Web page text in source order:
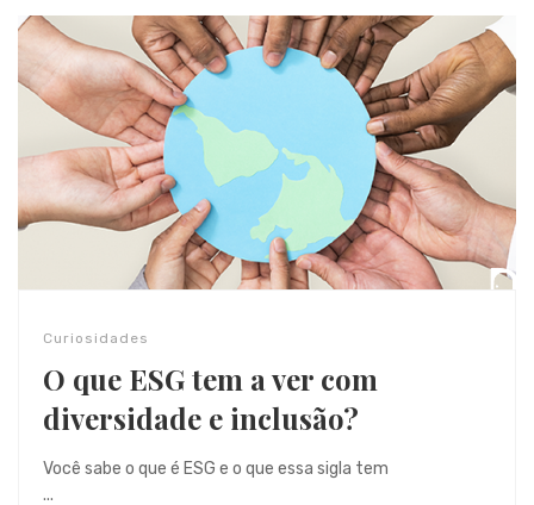
Curiosidades
O que ESG tem a ver com
diversidade e inclusão?
Você sabe o que é ESG e o que essa sigla tem
...